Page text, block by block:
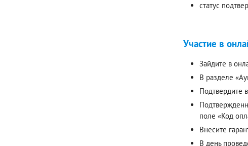
статус
Участие в
Зайдите в
В разделе
Подтвердите
поле «Код
Внесите
В день